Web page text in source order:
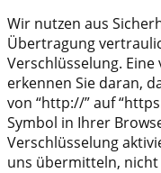
Wir nutzen aus
Übertragung
Verschlüsselung.
erkennen Sie daran,
von “http://” auf
Symbol in Ihrer
Verschlüsselung
uns übermitteln,